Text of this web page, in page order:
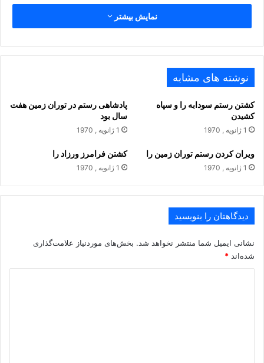
شد آراسته پشت پیلان نر
ز گستردنیها و از بیش و کم
ز پوشیدنیها و گنج و درم‏
ز گنج سلیح و ز تاج و ز تخت
بایران کشیدند و بر بست رخت‏
ز توران سوى زابلستان کشید
بنزدیک فرخنده دستان کشید
تهمتن چو بشنید شرم آمدش
نمایش بیشتر
نوشته های مشابه
کشتن رستم سودابه را و سپاه
کشیدن
1 ژانویه , 1970
پادشاهى رستم در توران زمین هفت
سال بود
1 ژانویه , 1970
ویران کردن رستم توران زمین را
1 ژانویه , 1970
کشتن فرامرز ورزاد را
1 ژانویه , 1970
دیدگاهتان را بنویسید
نشانی ایمیل شما منتشر نخواهد شد. بخش‌های موردنیاز علامت‌گذاری
شده‌اند *